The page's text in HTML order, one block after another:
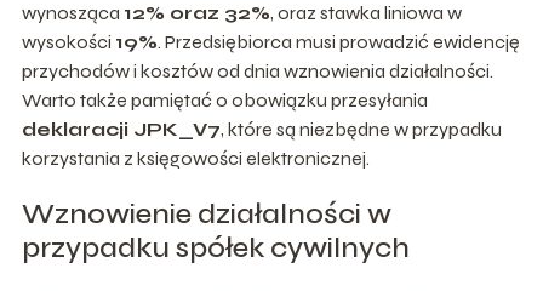
wynosząca 12% oraz 32%, oraz stawka liniowa w
wysokości 19%. Przedsiębiorca musi prowadzić ewidencję
przychodów i kosztów od dnia wznowienia działalności.
Warto także pamiętać o obowiązku przesyłania
deklaracji JPK_V7, które są niezbędne w przypadku
korzystania z księgowości elektronicznej.
Wznowienie działalności w
przypadku spółek cywilnych